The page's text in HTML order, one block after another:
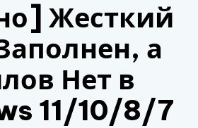
Жесткий
а
Нет в
11/10/8/7